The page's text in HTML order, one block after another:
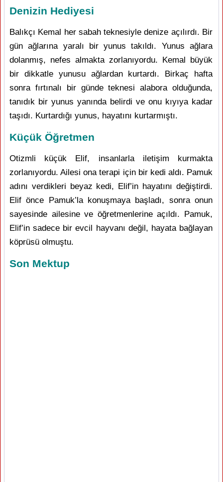
Denizin Hediyesi
Balıkçı Kemal her sabah teknesiyle denize açılırdı. Bir
gün ağlarına yaralı bir yunus takıldı. Yunus ağlara
dolanmış, nefes almakta zorlanıyordu. Kemal büyük
bir dikkatle yunusu ağlardan kurtardı. Birkaç hafta
sonra fırtınalı bir günde teknesi alabora olduğunda,
tanıdık bir yunus yanında belirdi ve onu kıyıya kadar
taşıdı. Kurtardığı yunus, hayatını kurtarmıştı.
Küçük Öğretmen
Otizmli küçük Elif, insanlarla iletişim kurmakta
zorlanıyordu. Ailesi ona terapi için bir kedi aldı. Pamuk
adını verdikleri beyaz kedi, Elif’in hayatını değiştirdi.
Elif önce Pamuk’la konuşmaya başladı, sonra onun
sayesinde ailesine ve öğretmenlerine açıldı. Pamuk,
Elif’in sadece bir evcil hayvanı değil, hayata bağlayan
köprüsü olmuştu.
Son Mektup